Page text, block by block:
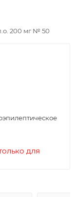
200 мг № 50
для